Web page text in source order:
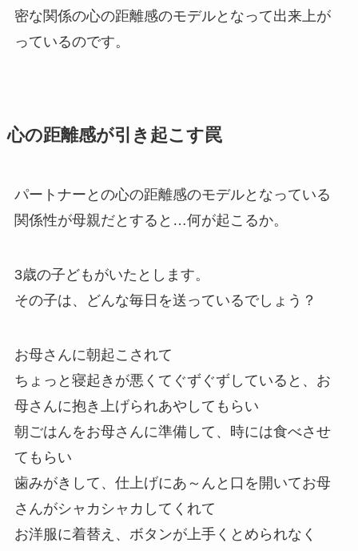
密な関係の心の距離感のモデルとなって出来上が
っているのです。
心の距離感が引き起こす罠
パートナーとの心の距離感のモデルとなっている
関係性が母親だとすると…何が起こるか。
3歳の子どもがいたとします。
その子は、どんな毎日を送っているでしょう？
お母さんに朝起こされて
ちょっと寝起きが悪くてぐずぐずしていると、お
母さんに抱き上げられあやしてもらい
朝ごはんをお母さんに準備して、時には食べさせ
てもらい
歯みがきして、仕上げにあ～んと口を開いてお母
さんがシャカシャカしてくれて
お洋服に着替え、ボタンが上手くとめられなく